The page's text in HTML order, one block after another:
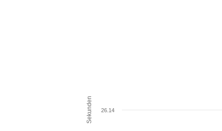
Sekunden 26.14